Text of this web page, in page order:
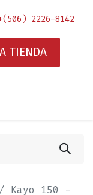
2226-8142
TIENDA
Kayo 150 -